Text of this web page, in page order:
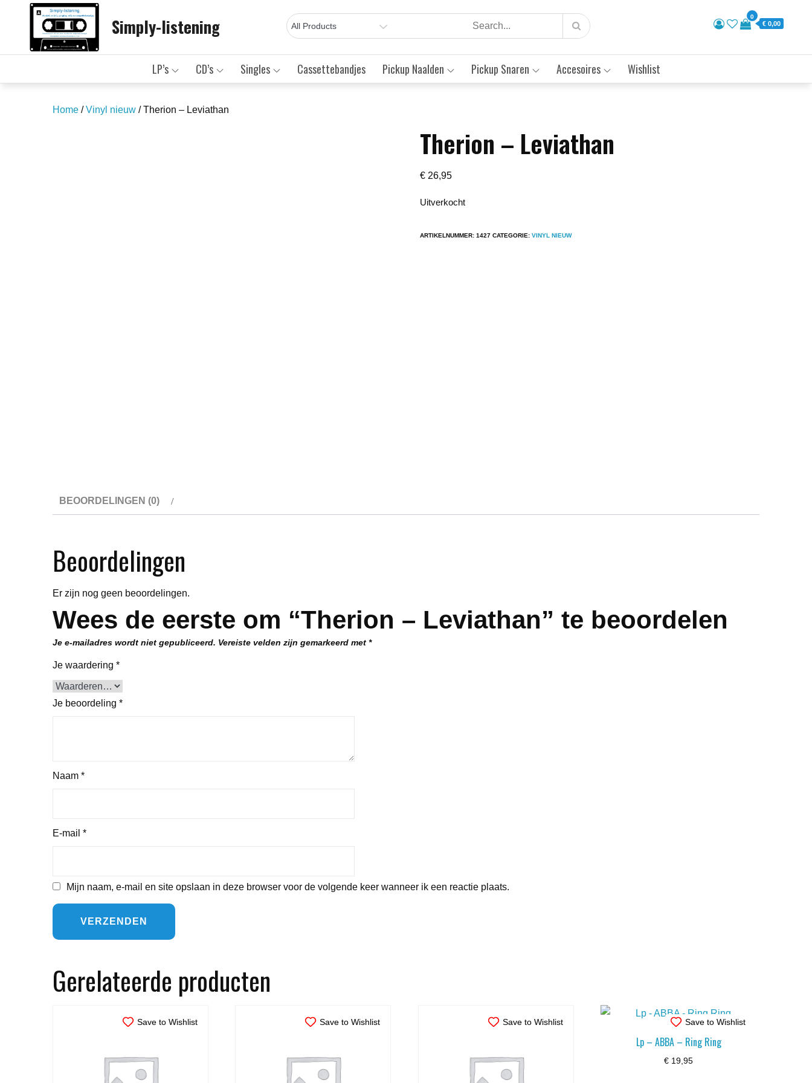
Simply-listening 0
€ 0,00
LP’s CD’s Singles Cassettebandjes Pickup Naalden Pickup Snaren Accesoires Wishlist
Home /Vinyl nieuw / Therion – Leviathan
Therion – Leviathan
€ 26,95
Uitverkocht
ARTIKELNUMMER:1427 CATEGORIE:VINYL NIEUW
BEOORDELINGEN (0)
Beoordelingen
Er zijn nog geen beoordelingen.
Wees de eerste om “Therion – Leviathan” te beoordelen
Je e-mailadres wordt niet gepubliceerd. Vereiste velden zijn gemarkeerd met *
Je waardering *
Je beoordeling *
Naam *
E-mail *
Mijn naam, e-mail en site opslaan in deze browser voor de volgende keer wanneer ik een reactie plaats.
Gerelateerde producten
Save to Wishlist Save to Wishlist Save to Wishlist Save to Wishlist
Lp – ABBA – Ring Ring
€ 19,95